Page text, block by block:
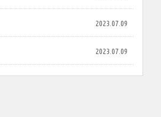
2023.07.09
2023.07.09